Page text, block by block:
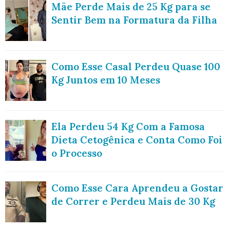
Mãe Perde Mais de 25 Kg para se
Sentir Bem na Formatura da Filha
Como Esse Casal Perdeu Quase 100
Kg Juntos em 10 Meses
Ela Perdeu 54 Kg Com a Famosa
Dieta Cetogênica e Conta Como Foi
o Processo
Como Esse Cara Aprendeu a Gostar
de Correr e Perdeu Mais de 30 Kg